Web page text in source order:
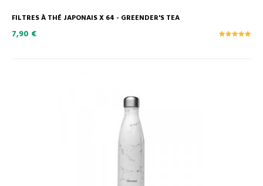
FILTRES À THÉ JAPONAIS X 64 - GREENDER'S TEA
7,90 €